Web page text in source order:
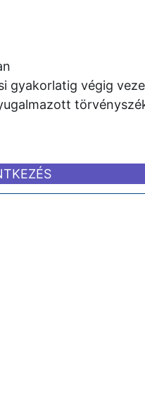
gyakorlatig végig